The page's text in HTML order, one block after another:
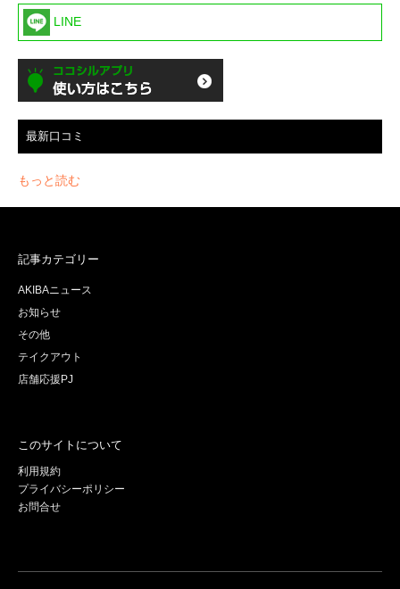
LINE
最新口コミ
もっと読む
記事カテゴリー
AKIBAニュース
お知らせ
その他
テイクアウト
店舗応援PJ
このサイトについて
利用規約
プライバシーポリシー
お問合せ